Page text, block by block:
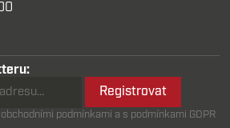
Registrovat
podmínkami a s podmínkami GDPR